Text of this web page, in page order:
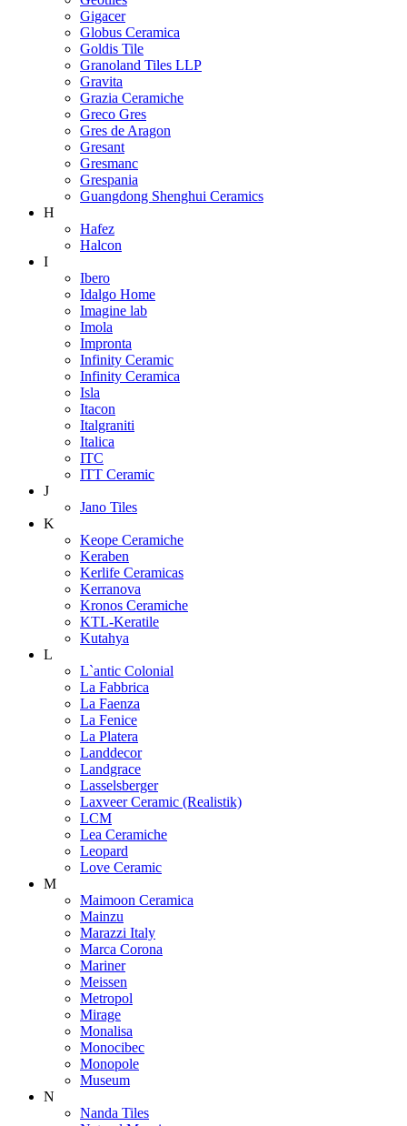
Gigacer
Globus Ceramica
Goldis Tile
Granoland Tiles LLP
Gravita
Grazia Ceramiche
Greco Gres
Gres de Aragon
Gresant
Gresmanc
Grespania
Guangdong Shenghui Ceramics
H
Hafez
Halcon
I
Ibero
Idalgo Home
Imagine lab
Imola
Impronta
Infinity Ceramic
Infinity Ceramica
Isla
Itacon
Italgraniti
Italica
ITC
ITT Ceramic
J
Jano Tiles
K
Keope Ceramiche
Keraben
Kerlife Ceramicas
Kerranova
Kronos Ceramiche
KTL-Keratile
Kutahya
L
L`antic Colonial
La Fabbrica
La Faenza
La Fenice
La Platera
Landdecor
Landgrace
Lasselsberger
Laxveer Ceramic (Realistik)
LCM
Lea Ceramiche
Leopard
Love Ceramic
M
Maimoon Ceramica
Mainzu
Marazzi Italy
Marca Corona
Mariner
Meissen
Metropol
Mirage
Monalisa
Monocibec
Monopole
Museum
N
Nanda Tiles